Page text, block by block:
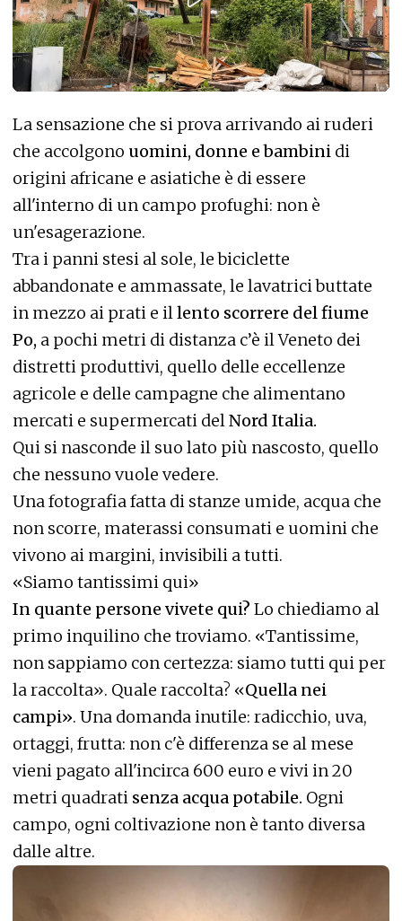
La sensazione che si prova arrivando ai ruderi
che accolgono uomini, donne e bambini di
origini africane e asiatiche è di essere
all'interno di un campo profughi: non è
un'esagerazione.
Tra i panni stesi al sole, le biciclette
abbandonate e ammassate, le lavatrici buttate
in mezzo ai prati e illento scorrere del fiume
Po, a pochi metri di distanza c’è il Veneto dei
distretti produttivi, quello delle eccellenze
agricole e delle campagne che alimentano
mercati e supermercati delNord Italia.
Qui si nasconde il suo lato più nascosto, quello
che nessuno vuole vedere.
Una fotografia fatta di stanze umide, acqua che
non scorre, materassi consumati e uomini che
vivono ai margini, invisibili a tutti.
«Siamo tantissimi qui»
In quante persone vivete qui? Lo chiediamo al
primo inquilino che troviamo. «Tantissime,
non sappiamo con certezza: siamo tutti qui per
la raccolta». Quale raccolta? «Quella nei
campi». Una domanda inutile: radicchio, uva,
ortaggi, frutta: non c'è differenza se al mese
vieni pagato all'incirca 600 euro e vivi in 20
metri quadrati senza acqua potabile. Ogni
campo, ogni coltivazione non è tanto diversa
dalle altre.